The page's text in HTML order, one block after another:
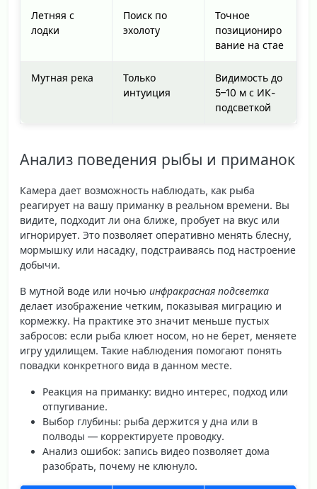
Летняя с
лодки
Поиск по
эхолоту
Точное
позициониро
вание на стае
Мутная река
Только
интуиция
Видимость до
5–10 м с ИК-
подсветкой
Анализ поведения рыбы и приманок
Камера дает возможность наблюдать, как рыба
реагирует на вашу приманку в реальном времени. Вы
видите, подходит ли она ближе, пробует на вкус или
игнорирует. Это позволяет оперативно менять блесну,
мормышку или насадку, подстраиваясь под настроение
добычи.
В мутной воде или ночью инфракрасная подсветка
делает изображение четким, показывая миграцию и
кормежку. На практике это значит меньше пустых
забросов: если рыба клюет носом, но не берет, меняете
игру удилищем. Такие наблюдения помогают понять
повадки конкретного вида в данном месте.
Реакция на приманку: видно интерес, подход или
отпугивание.
Выбор глубины: рыба держится у дна или в
полводы — корректируете проводку.
Анализ ошибок: запись видео позволяет дома
разобрать, почему не клюнуло.